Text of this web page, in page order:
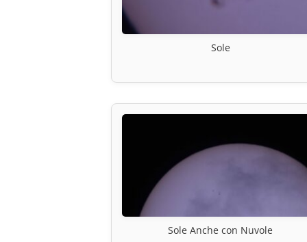
Sole
Sole Anche con Nuvole